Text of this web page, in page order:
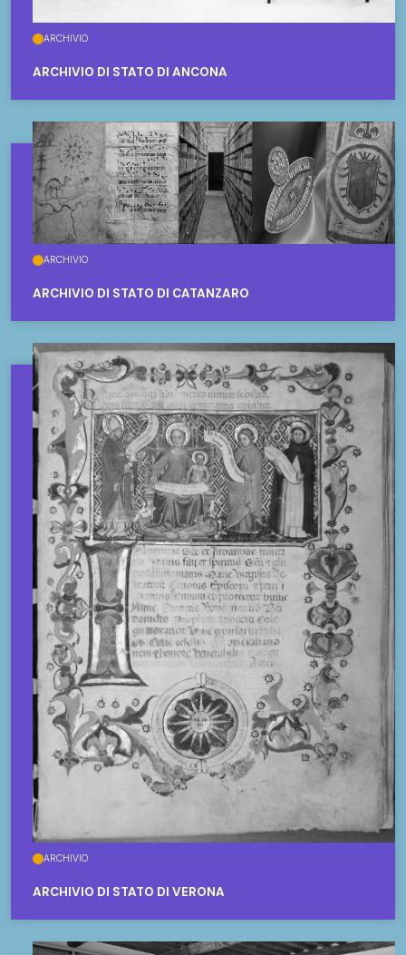
ARCHIVIO
ARCHIVIO DI STATO DI ANCONA
ARCHIVIO
ARCHIVIO DI STATO DI CATANZARO
ARCHIVIO
ARCHIVIO DI STATO DI VERONA